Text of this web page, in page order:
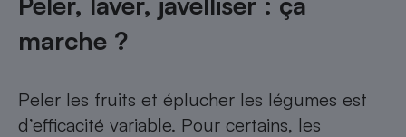
marche ?
Peler les fruits et éplucher les légumes est
d’efficacité variable. Pour certains, les